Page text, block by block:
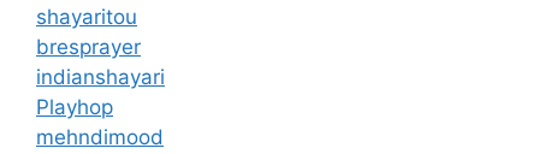
shayaritou
bresprayer
indianshayari
Playhop
mehndimood